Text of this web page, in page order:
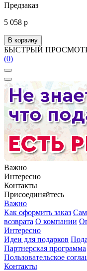
Предзаказ
5 058 р
В корзину
БЫСТРЫЙ
(0)
Важно
Интересно
Контакты
Присоединяйтесь
Важно
Как оформить заказ
возврата О компании
Интересно
Идеи для подарков
Партнерская программа
Пользовательское
Контакты